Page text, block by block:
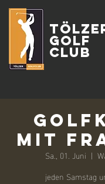
Golf
Club
mit
Sa., 01. Juni
  |
jeden Samstag